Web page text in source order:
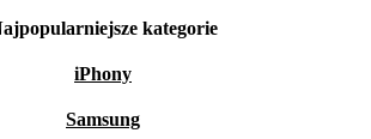
kategorie
iPhony
Samsung